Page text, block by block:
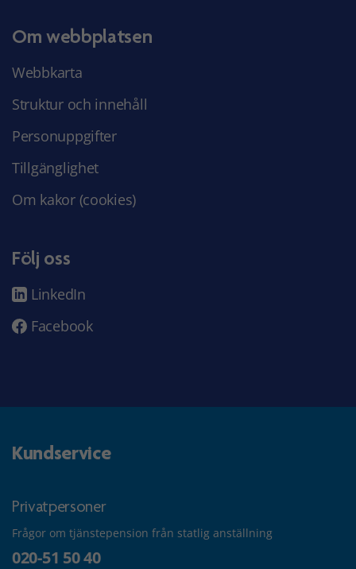
Om webbplatsen
Webbkarta
Struktur och innehåll
Personuppgifter
Tillgänglighet
Om kakor (cookies)
Följ oss
LinkedIn
Facebook
Kundservice
Privatpersoner
Frågor om tjänstepension från statlig anställning
020-51 50 40